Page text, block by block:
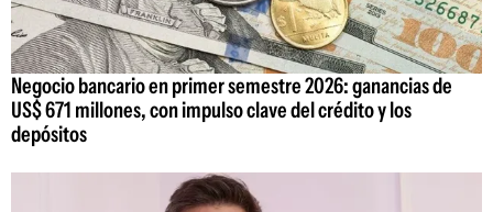
Negocio bancario en primer semestre 2026: ganancias de
US$ 671 millones, con impulso clave del crédito y los
depósitos